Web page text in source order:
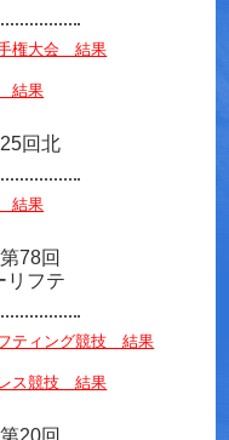
権大会 結果
結果
回北
結果
78回
フテ
ティング競技 結果
ス競技 結果
20回